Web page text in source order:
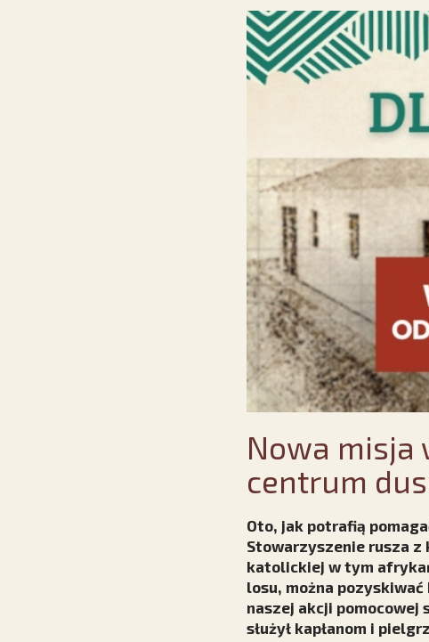
Nowa misja
centrum
Oto, jak potrafią
Stowarzyszenie rusza z
katolickiej w tym
losu, można pozyskiwać
naszej akcji pomocowej
służył kapłanom i